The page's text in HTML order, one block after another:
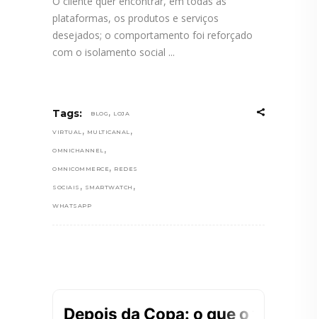
plataformas, os produtos e serviços
desejados; o comportamento foi reforçado
com o isolamento social
Tags: BLOG , LOJA
VIRTUAL , MULTICANAL ,
OMNICHANNEL ,
OMNICOMMERCE , REDES
SOCIAIS , SMARTWATCH ,
WHATSAPP